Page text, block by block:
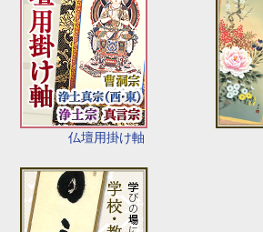
仏壇用掛け軸